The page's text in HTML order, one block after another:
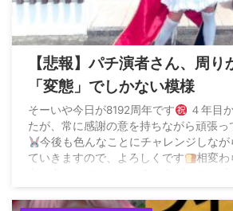
【悲報】パチ演者さん、周り
「変態」でしかない模様
そーいや今日が8192周年です
４年目
たが、常に感謝の意を持ちながら頑張っ
今後も色んなことにチャレンジしなが
ていきますので、よろしくです
相変わ
ﾝﾈﾙ8192 (@velvet_kuka) June 8, 2021